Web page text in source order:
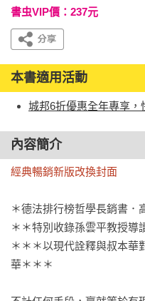
書虫VIP價：237元
本書適用活動
城邦6折優惠全年專享，
內容簡介
經典暢銷新版改換封面
＊德法排行榜哲學長銷書．
＊＊特別收錄孫雲平教授導
＊＊＊以現代詮釋與叔本華
華＊＊＊